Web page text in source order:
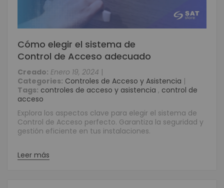
Cómo elegir el sistema de
Control de Acceso adecuado
Creado: Enero 19, 2024 |
Categories: Controles de Acceso y Asistencia |
Tags: controles de acceso y asistencia , control de
acceso
Explora los aspectos clave para elegir el sistema de
Control de Acceso perfecto. Garantiza la seguridad y
gestión eficiente en tus instalaciones.
Leer más